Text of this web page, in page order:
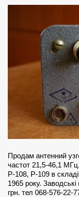
Продам антенний
частот 21,5-46,1
Р-108, Р-109 в
1965 року.
грн. тел 068-576-22-